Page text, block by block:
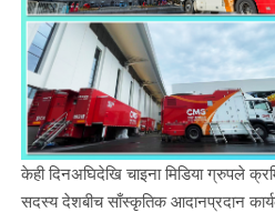
केही दिनअघिदेखि चाइना मिडिया ग्रुपले
सदस्य देशबीच साँस्कृतिक आदानप्रदान